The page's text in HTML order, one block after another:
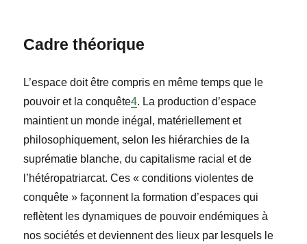
Cadre théorique
L’espace doit être compris en même temps que le
pouvoir et la conquête4. La production d’espace
maintient un monde inégal, matériellement et
philosophiquement, selon les hiérarchies de la
suprématie blanche, du capitalisme racial et de
l’hétéropatriarcat. Ces « conditions violentes de
conquête » façonnent la formation d’espaces qui
reflètent les dynamiques de pouvoir endémiques à
nos sociétés et deviennent des lieux par lesquels le